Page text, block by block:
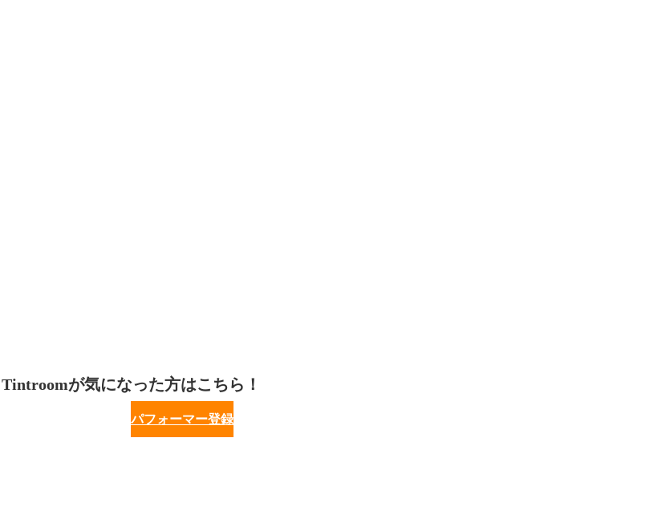
Tintroomが気になった方はこちら！
パフォーマー登録